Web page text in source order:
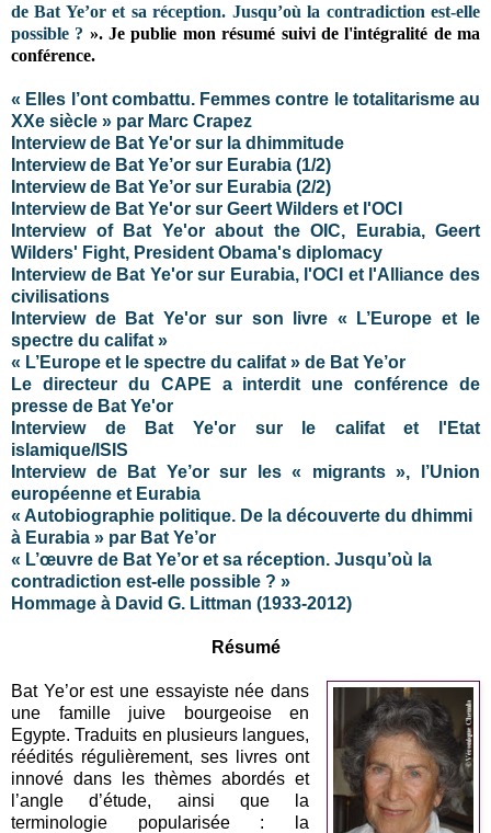
de Bat Ye’or et sa réception. Jusqu’où la contradiction est-elle
possible ? ». Je publie mon résumé suivi de l'intégralité de ma
conférence.
« Elles l’ont combattu. Femmes contre le totalitarisme au
XXe siècle » par Marc Crapez
Interview de Bat Ye'or sur la dhimmitude
Interview de Bat Ye’or sur Eurabia (1/2)
Interview de Bat Ye’or sur Eurabia (2/2)
Interview de Bat Ye'or sur Geert Wilders et l'OCI
Interview of Bat Ye'or about the OIC, Eurabia, Geert
Wilders' Fight, President Obama's diplomacy
Interview de Bat Ye'or sur Eurabia, l'OCI et l'Alliance des
civilisations
Interview de Bat Ye'or sur son livre « L’Europe et le
spectre du califat »
« L’Europe et le spectre du califat » de Bat Ye’or
Le directeur du CAPE a interdit une conférence de
presse de Bat Ye'or
Interview de Bat Ye'or sur le califat et l'Etat
islamique/ISIS
Interview de Bat Ye’or sur les « migrants », l’Union
européenne et Eurabia
« Autobiographie politique. De la découverte du dhimmi
à Eurabia » par Bat Ye’or
« L’œuvre de Bat Ye’or et sa réception. Jusqu’où la
contradiction est-elle possible ? »
Hommage à David G. Littman (1933-2012)
Résumé
Bat Ye’or est une essayiste née dans
une famille juive bourgeoise en
Egypte. Traduits en plusieurs langues,
réédités régulièrement, ses livres ont
innové dans les thèmes abordés et
l’angle d’étude, ainsi que la
terminologie popularisée : la